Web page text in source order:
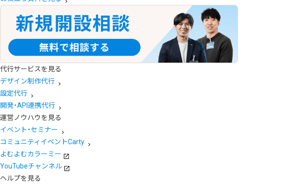
代行サービスを見る
デザイン制作代行
設定代行
開発・API連携代行
運営ノウハウを見る
イベント・セミナー
コミュニティイベントCarty
よむよむカラーミー
YouTubeチャンネル
ヘルプを見る